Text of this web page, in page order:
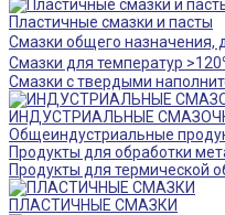
Пластичные смазки и пасты
Смазки общего назначения,
Смазки для температур
Смазки с твердыми
ИНДУСТРИАЛЬНЫЕ
Общеиндустриальные
Продукты для обработки
Продукты для термической
ПЛАСТИЧНЫЕ СМАЗКИ